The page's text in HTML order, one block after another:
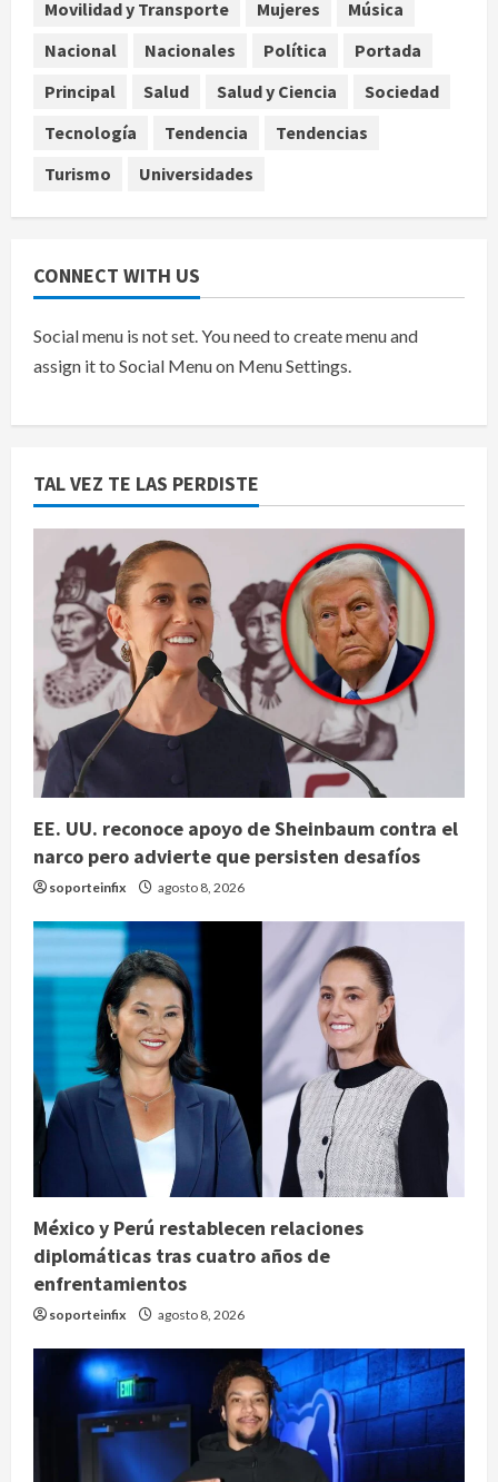
Rolex al equipo de Junior H en el
AICM
Movilidad y Transporte Mujeres
Música
Nacional
Nacionales Política
Portada
Principal
Salud Salud y Ciencia
Sociedad
Tecnología
Tendencia
Tendencias
Turismo
Universidades
CONNECT WITH US
Social menu is not set. You need to create menu and
assign it to Social Menu on Menu Settings.
TAL VEZ TE LAS PERDISTE
EE. UU. reconoce apoyo de Sheinbaum contra el
narco pero advierte que persisten desafíos
soporteinfix agosto 8, 2026
México y Perú restablecen relaciones
diplomáticas tras cuatro años de
enfrentamientos
soporteinfix agosto 8, 2026